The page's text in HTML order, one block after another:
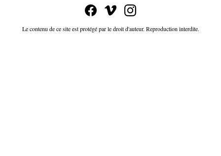
Le contenu de ce site est protégé par le droit d'auteur. Reproduction interdite.